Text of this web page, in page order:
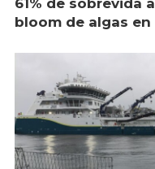
bloom de algas